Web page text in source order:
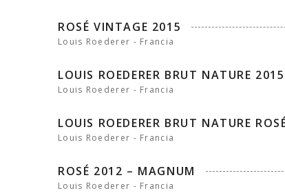
ROSÉ VINTAGE 2015
Louis Roederer - Francia
LOUIS ROEDERER BRUT NATURE
Louis Roederer - Francia
LOUIS ROEDERER BRUT NATURE
Louis Roederer - Francia
ROSÉ 2012 – MAGNUM
Louis Roederer - Francia